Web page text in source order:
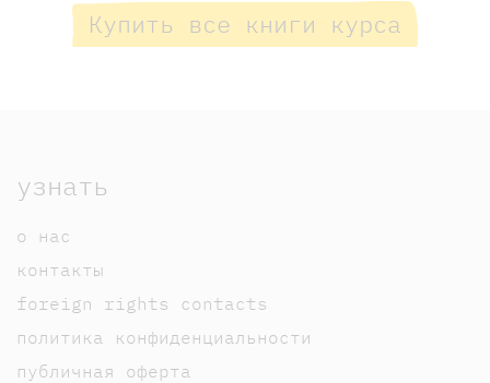
Купить все книги курса
узнать
о нас
контакты
foreign rights contacts
политика конфиденциальности
публичная оферта